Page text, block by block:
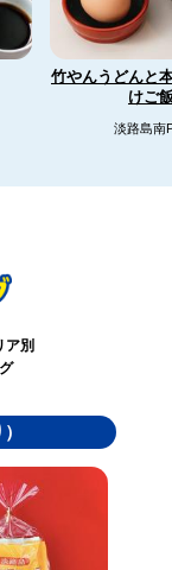
竹やんうどんと
けご
淡路島南
ア別